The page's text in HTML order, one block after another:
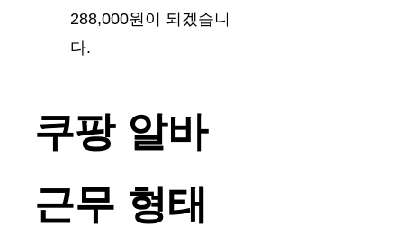
288,000원이 되겠습니
다.
쿠팡 알바
근무 형태